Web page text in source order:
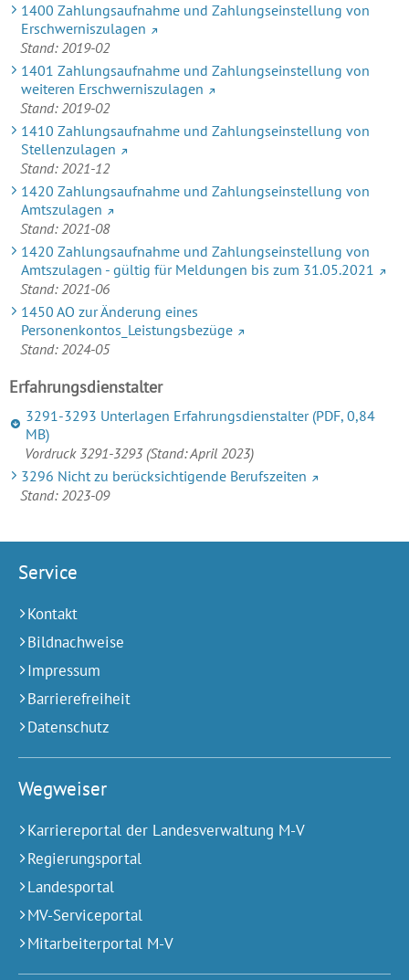
1400 Zahlungsaufnahme und Zahlungseinstellung von
Erschwerniszulagen
Stand: 2019-02
1401 Zahlungsaufnahme und Zahlungseinstellung von
weiteren Erschwerniszulagen
Stand: 2019-02
1410 Zahlungsaufnahme und Zahlungseinstellung von
Stellenzulagen
Stand: 2021-12
1420 Zahlungsaufnahme und Zahlungseinstellung von
Amtszulagen
Stand: 2021-08
1420 Zahlungsaufnahme und Zahlungseinstellung von
Amtszulagen - gültig für Meldungen bis zum 31.05.2021
Stand: 2021-06
1450 AO zur Änderung eines
Personenkontos_Leistungsbezüge
Stand: 2024-05
Erfahrungsdienstalter
3291-3293 Unterlagen Erfahrungsdienstalter (PDF, 0,84
MB)
Vordruck 3291-3293 (Stand: April 2023)
3296 Nicht zu berücksichtigende Berufszeiten
Stand: 2023-09
Service
Kontakt
Bildnachweise
Impressum
Barrierefreiheit
Datenschutz
Wegweiser
Karriereportal der Landesverwaltung M-V
Regierungsportal
Landesportal
MV-Serviceportal
Mitarbeiterportal M-V